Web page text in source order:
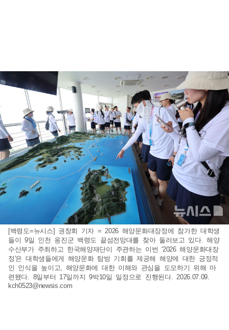
[백령도=뉴시스] 권창회 기자 = 2026 해양문화대장정에 참가한 대학생
들이 9일 인천 옹진군 백령도 끝섬전망대를 찾아 둘러보고 있다. 해양
수산부가 주최하고 한국해양재단이 주관하는 이번 '2026 해양문화대장
정'은 대학생들에게 해양문화 탐방 기회를 제공해 해양에 대한 긍정적
인 인식을 높이고, 해양문화에 대한 이해와 관심을 도모하기 위해 마
련됐다. 8일부터 17일까지 9박10일 일정으로 진행된다. 2026.07.09.
kch0523@newsis.com